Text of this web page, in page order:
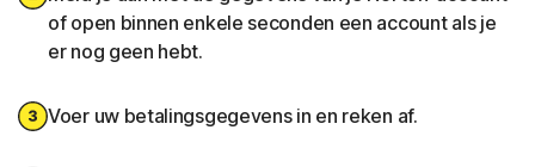
of open binnen enkele seconden een account als je
er nog geen hebt.
Voer uw betalingsgegevens in en reken af.